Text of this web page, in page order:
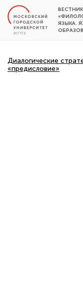
ЯЗЫКА.
Диалогические
«предисловие»